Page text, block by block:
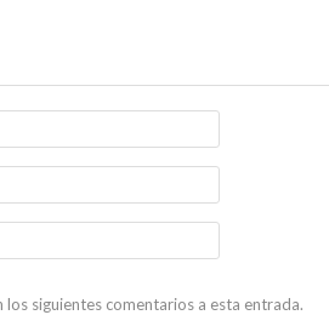
siguientes comentarios a esta entrada.